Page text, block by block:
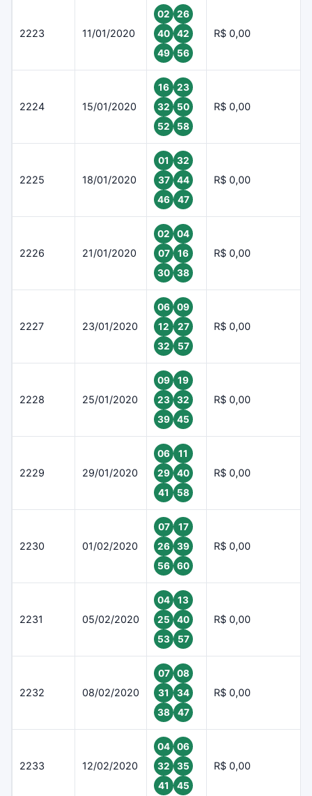
2223 11/01/2020
02
26
40
42
49
56
R$ 0,00
2224 15/01/2020
16
23
32
50
52
58
R$ 0,00
2225 18/01/2020
01
32
37
44
46
47
R$ 0,00
2226 21/01/2020
02
04
07
16
30
38
R$ 0,00
2227 23/01/2020
06
09
12
27
32
57
R$ 0,00
2228 25/01/2020
09
19
23
32
39
45
R$ 0,00
2229 29/01/2020
06
11
29
40
41
58
R$ 0,00
2230 01/02/2020
07
17
26
39
56
60
R$ 0,00
2231 05/02/2020
04
13
25
40
53
57
R$ 0,00
2232 08/02/2020
07
08
31
34
38
47
R$ 0,00
2233 12/02/2020
04
06
32
35
41
45
R$ 0,00